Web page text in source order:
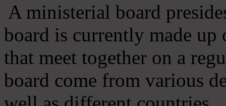
A ministerial board
board is currently made
that meet together on a
board come from various